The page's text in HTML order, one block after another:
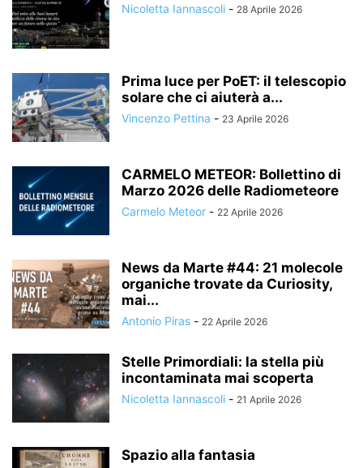
Nicoletta Iannascoli - 28 Aprile 2026
Prima luce per PoET: il telescopio
solare che ci aiuterà a...
Vincenzo Pettina - 23 Aprile 2026
CARMELO METEOR: Bollettino di
Marzo 2026 delle Radiometeore
Carmelo Meteor - 22 Aprile 2026
News da Marte #44: 21 molecole
organiche trovate da Curiosity,
mai...
Antonio Piras - 22 Aprile 2026
Stelle Primordiali: la stella più
incontaminata mai scoperta
Nicoletta Iannascoli - 21 Aprile 2026
Spazio alla fantasia